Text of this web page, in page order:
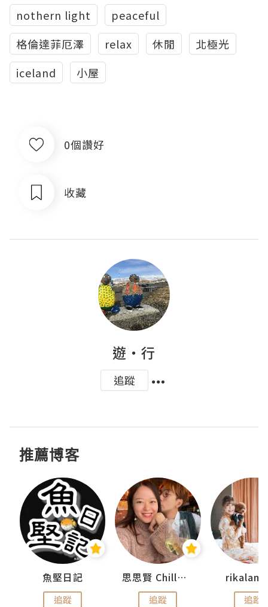
nothern light
peaceful
格倫達菲厄澤
relax 休閒
北極光
iceland
小屋
0個讚好
收藏
遊‧行
追蹤
推薦博客
魚堅日記
追蹤
思思賢 ChillMyBabe
追蹤 追蹤